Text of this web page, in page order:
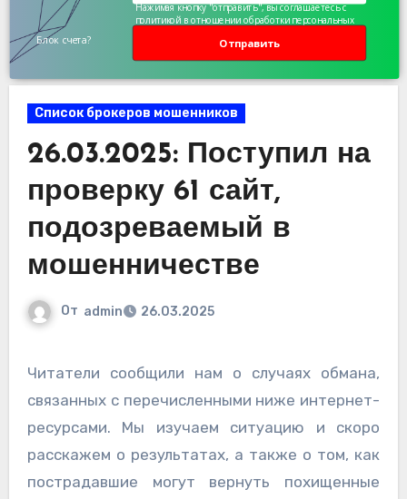
Блок счета? Отправить
Нажимая кнопку "отправить", вы соглашаетесь с
политикой в отношении обработки персональных
Список брокеров мошенников
26.03.2025: Поступил на
проверку 61 сайт,
подозреваемый в
мошенничестве
От admin 26.03.2025
Читатели сообщили нам о случаях обмана,
связанных с перечисленными ниже интернет-
ресурсами. Мы изучаем ситуацию и скоро
расскажем о результатах, а также о том, как
пострадавшие могут вернуть похищенные